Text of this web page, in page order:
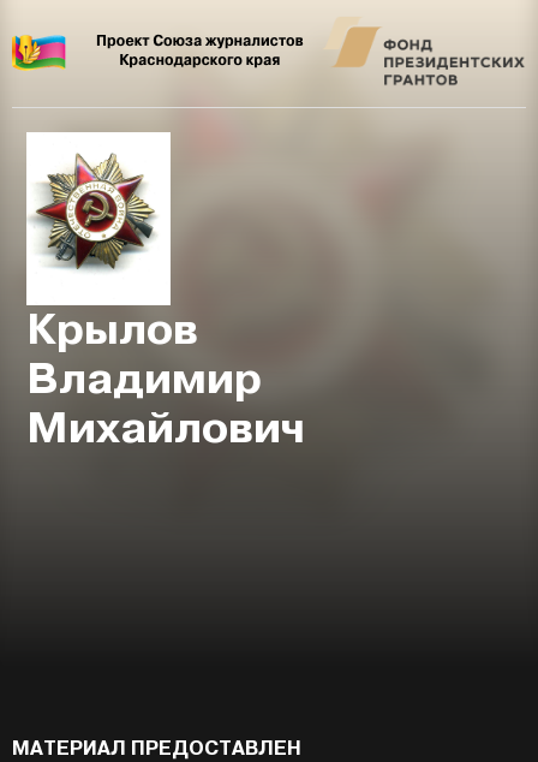
Крылов
Владимир
Михайлович
МАТЕРИАЛ ПРЕДОСТАВЛЕН